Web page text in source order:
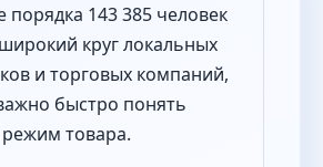
порядка 143 385 человек
круг локальных
и торговых компаний,
быстро понять
товара.